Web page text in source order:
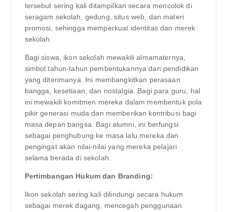
tersebut sering kali ditampilkan secara mencolok di
seragam sekolah, gedung, situs web, dan materi
promosi, sehingga memperkuat identitas dan merek
sekolah.
Bagi siswa, ikon sekolah mewakili almamaternya,
simbol tahun-tahun pembentukannya dan pendidikan
yang diterimanya. Ini membangkitkan perasaan
bangga, kesetiaan, dan nostalgia. Bagi para guru, hal
ini mewakili komitmen mereka dalam membentuk pola
pikir generasi muda dan memberikan kontribusi bagi
masa depan bangsa. Bagi alumni, ini berfungsi
sebagai penghubung ke masa lalu mereka dan
pengingat akan nilai-nilai yang mereka pelajari
selama berada di sekolah.
Pertimbangan Hukum dan Branding:
Ikon sekolah sering kali dilindungi secara hukum
sebagai merek dagang, mencegah penggunaan